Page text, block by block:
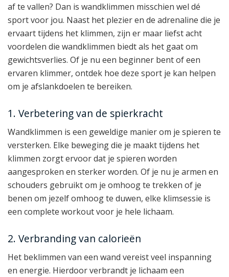
af te vallen? Dan is wandklimmen misschien wel dé
sport voor jou. Naast het plezier en de adrenaline die je
ervaart tijdens het klimmen, zijn er maar liefst acht
voordelen die wandklimmen biedt als het gaat om
gewichtsverlies. Of je nu een beginner bent of een
ervaren klimmer, ontdek hoe deze sport je kan helpen
om je afslankdoelen te bereiken.
1. Verbetering van de spierkracht
Wandklimmen is een geweldige manier om je spieren te
versterken. Elke beweging die je maakt tijdens het
klimmen zorgt ervoor dat je spieren worden
aangesproken en sterker worden. Of je nu je armen en
schouders gebruikt om je omhoog te trekken of je
benen om jezelf omhoog te duwen, elke klimsessie is
een complete workout voor je hele lichaam.
2. Verbranding van calorieën
Het beklimmen van een wand vereist veel inspanning
en energie. Hierdoor verbrandt je lichaam een